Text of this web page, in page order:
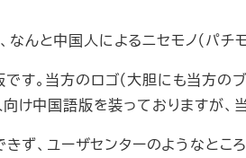
んと中国人によるニセモノ（パチ
。当方のロゴ（大胆にも当方の
け中国語版を装っておりますが、
きず、ユーザセンターのようなと